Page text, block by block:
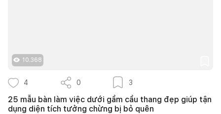
10.368
4 0 3
25 mẫu bàn làm việc dưới gầm cầu thang đẹp giúp tận
dụng diện tích tưởng chừng bị bỏ quên